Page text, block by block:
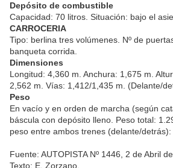
Depósito de combustible
Capacidad: 70 litros. Situación: bajo el
CARROCERIA
Tipo: berlina tres volúmenes. Nº de
banqueta corrida.
Dimensiones
Longitud: 4,360 m. Anchura: 1,675 m.
2,562 m. Vías: 1,412/1,435 m. (Delante/
Peso
En vacío y en orden de marcha (según
báscula con depósito lleno. Peso total:
peso entre ambos trenes (delante/detrás):
Fuente: AUTOPISTA Nº 1446, 2 de Abril
Texto: E. Zorzano.